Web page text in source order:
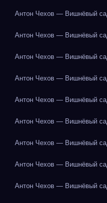
Антон Чехов — Вишнёвый
Антон Чехов — Вишнёвый
Антон Чехов — Вишнёвый
Антон Чехов — Вишнёвый
Антон Чехов — Вишнёвый
Антон Чехов — Вишнёвый
Антон Чехов — Вишнёвый
Антон Чехов — Вишнёвый
Антон Чехов — Вишнёвый